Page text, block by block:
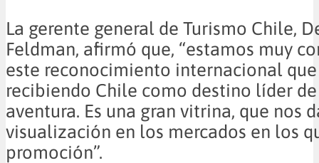
La gerente general de Turismo Chile,
Feldman, afirmó que, “estamos muy
este reconocimiento internacional
recibiendo Chile como destino líder
aventura. Es una gran vitrina, que nos
visualización en los mercados en los
promoción”.